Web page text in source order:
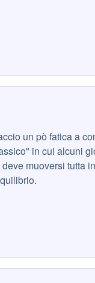
un pò fatica a
in cui alcuni
muoversi tutta